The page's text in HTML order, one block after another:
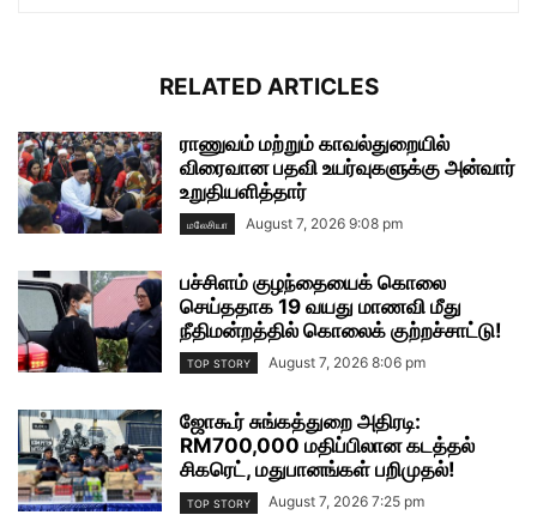
RELATED ARTICLES
ராணுவம் மற்றும் காவல்துறையில்
விரைவான பதவி உயர்வுகளுக்கு அன்வார்
உறுதியளித்தார்
மலேசியா August 7, 2026 9:08 pm
பச்சிளம் குழந்தையைக் கொலை
செய்ததாக 19 வயது மாணவி மீது
நீதிமன்றத்தில் கொலைக் குற்றச்சாட்டு!
TOP STORY August 7, 2026 8:06 pm
ஜோகூர் சுங்கத்துறை அதிரடி:
RM700,000 மதிப்பிலான கடத்தல்
சிகரெட், மதுபானங்கள் பறிமுதல்!
TOP STORY August 7, 2026 7:25 pm